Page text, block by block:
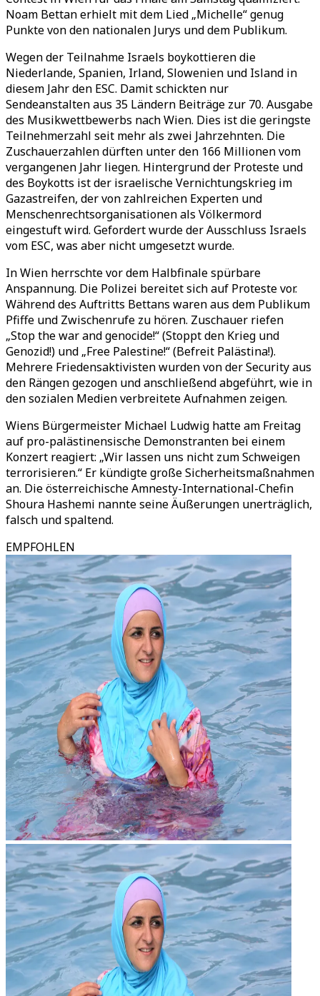
Noam Bettan erhielt mit dem Lied „Michelle“ genug
Punkte von den nationalen Jurys und dem Publikum.
Wegen der Teilnahme Israels boykottieren die
Niederlande, Spanien, Irland, Slowenien und Island in
diesem Jahr den ESC. Damit schickten nur
Sendeanstalten aus 35 Ländern Beiträge zur 70. Ausgabe
des Musikwettbewerbs nach Wien. Dies ist die geringste
Teilnehmerzahl seit mehr als zwei Jahrzehnten. Die
Zuschauerzahlen dürften unter den 166 Millionen vom
vergangenen Jahr liegen. Hintergrund der Proteste und
des Boykotts ist der israelische Vernichtungskrieg im
Gazastreifen, der von zahlreichen Experten und
Menschenrechtsorganisationen als Völkermord
eingestuft wird. Gefordert wurde der Ausschluss Israels
vom ESC, was aber nicht umgesetzt wurde.
In Wien herrschte vor dem Halbfinale spürbare
Anspannung. Die Polizei bereitet sich auf Proteste vor.
Während des Auftritts Bettans waren aus dem Publikum
Pfiffe und Zwischenrufe zu hören. Zuschauer riefen
„Stop the war and genocide!“ (Stoppt den Krieg und
Genozid!) und „Free Palestine!“ (Befreit Palästina!).
Mehrere Friedensaktivisten wurden von der Security aus
den Rängen gezogen und anschließend abgeführt, wie in
den sozialen Medien verbreitete Aufnahmen zeigen.
Wiens Bürgermeister Michael Ludwig hatte am Freitag
auf pro-palästinensische Demonstranten bei einem
Konzert reagiert: „Wir lassen uns nicht zum Schweigen
terrorisieren.“ Er kündigte große Sicherheitsmaßnahmen
an. Die österreichische Amnesty-International-Chefin
Shoura Hashemi nannte seine Äußerungen unerträglich,
falsch und spaltend.
EMPFOHLEN